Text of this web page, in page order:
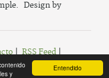
Entendido
y
Design by
| RSS Feed|